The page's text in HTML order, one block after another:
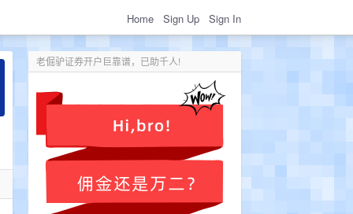
Home Sign Up Sign In
老倔驴证券开户巨靠谱，已助千人!